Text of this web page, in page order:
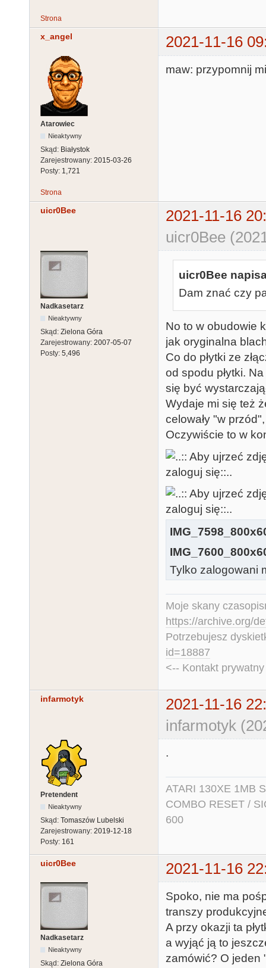
Strona
x_angel 2021-11-16
Atarowiec
Nieaktywny
Skąd: Białystok
Zarejestrowany: 2015-03-26
Posty: 1,721
maw: przypomnij
Strona
uicr0Bee
2021-11-16
uicr0Bee
Nadkasetarz
Nieaktywny
Skąd: Zielona Góra
Zarejestrowany: 2007-05-07
Posty: 5,496
uicr0Bee
Dam znać czy
No to w obudowie
jak oryginalna
Co do płytki ze
od spodu płytki.
się być
Wydaje mi się też
celowały "w
Oczywiście to w
Tylko zalogowani
Moje skany
https://archive.org/
Potrzebujesz
id=18887
<-- Kontakt
infarmotyk
2021-11-16
infarmotyk
Pretendent
Nieaktywny
Skąd: Tomaszów Lubelski
Zarejestrowany: 2019-12-18
Posty: 161
.
ATARI 130XE 1MB
COMBO RESET /
600
uicr0Bee 2021-11-16
Nadkasetarz
Nieaktywny
Skąd: Zielona Góra
Spoko, nie ma
transzy
A przy okazji ta
a wyjąć ją to
zamówić? O jeden